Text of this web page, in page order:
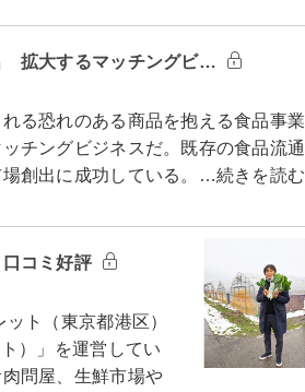
拡大するマッチングビ…
る恐れのある商品を抱える食品事業
チングビジネスだ。既存の食品流通
創出に成功している。…続きを読む
コミ好評
ト（東京都港区）
）」を運営してい
問屋、生鮮市場や